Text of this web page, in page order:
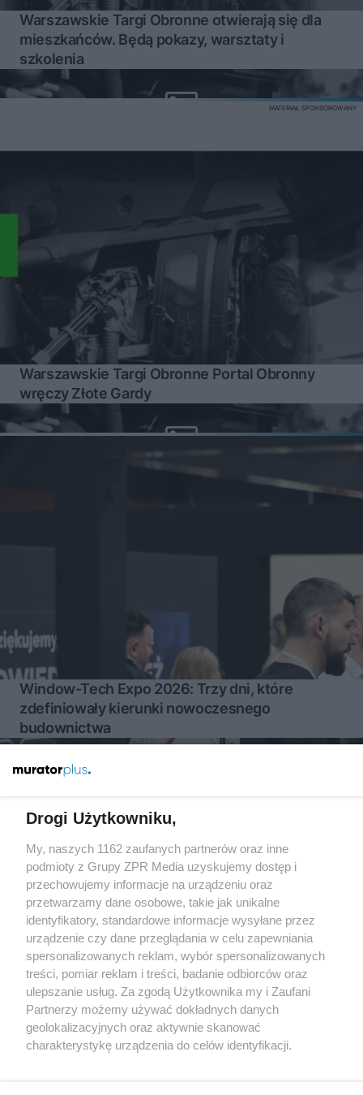
Warszawskie Targi Obronne otwierają się dla
mieszkańców. Będą pokazy, warsztaty i
szkolenia
Warszawskie Targi Obronne Portal Obronny
wręczy Złote Gardy
MATERIAŁ SPONSOROWANY
Window-Tech Expo 2026: Trzy dni, które
zdefiniowały kierunki nowoczesnego
budownictwa
Żaden utwór zamieszczony w serwisie nie może być powielany i
rozpowszechniany lub dalej rozpowszechniany w jakikolwiek
sposób (w tym także elektroniczny lub mechaniczny) na
jakimkolwiek polu eksploatacji w jakiejkolwiek formie, włącznie z
umieszczaniem w Internecie bez pisemnej zgody właściciela praw.
Jakiekolwiek użycie lub wykorzystanie utworów w całości lub w
części z naruszeniem prawa, tzn. bez właściwej zgody, jest
zabronione pod groźbą kary i może być ścigane prawnie.
Drogi Użytkowniku,
My, naszych 1162 zaufanych partnerów oraz inne
podmioty z Grupy ZPR Media uzyskujemy dostęp i
przechowujemy informacje na urządzeniu oraz
przetwarzamy dane osobowe, takie jak unikalne
identyfikatory, standardowe informacje wysyłane przez
urządzenie czy dane przeglądania w celu zapewniania
spersonalizowanych reklam, wybór spersonalizowanych
treści, pomiar reklam i treści, badanie odbiorców oraz
ulepszanie usług. Za zgodą Użytkownika my i Zaufani
Partnerzy możemy używać dokładnych danych
geolokalizacyjnych oraz aktywnie skanować
charakterystykę urządzenia do celów identyfikacji.